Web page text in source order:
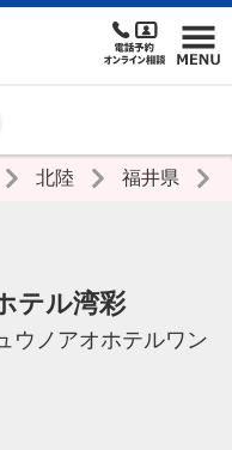
北陸 福井県
テル湾彩
ウノアオホテルワン